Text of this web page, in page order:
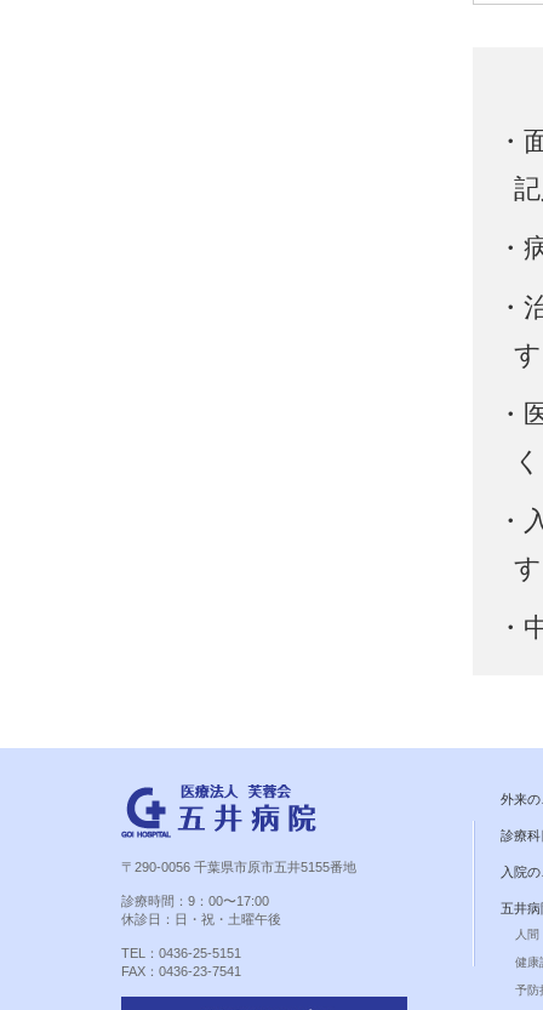
・
・
・
・
・
・
〒290-0056 千葉県市原市五井5155番地
診療時間：9：00〜17:00
休診日：日・祝・土曜午後
TEL：0436-25-5151
FAX：0436-23-7541
外来
診療
入院
五井
人
健康
予防